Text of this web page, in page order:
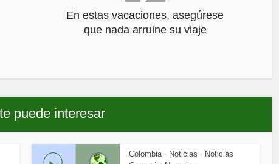
En estas vacaciones, asegúrese
que nada arruine su viaje
puede interesar
Colombia • Noticias • Noticias